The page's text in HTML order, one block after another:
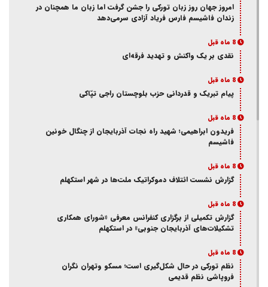
امروز جهان روز زبان تورکی را جشن گرفت اما زبان ما همچنان در
زندان فاشیسم فارس فریاد آزادی سر‌می‌دهد
8 ماه قبل
نقدی بر یک واکنش و‌ تهدید فرقه‌ای
8 ماه قبل
پیام تبریک و قدردانی حزب بلوچستان راجی تپّاکی
8 ماه قبل
فریدون ابراهیمی؛ شهید راه نجات آذربایجان از چنگال خونین
فاشیسم
8 ماه قبل
گزارش نشست ائتلاف دموکراتیک ملت‌ها در شهر استکهلم
8 ماه قبل
گزارش تکمیلی از برگزاری کنفرانس معرفی «شورای همکاری
تشکیلات‌های آذربایجان جنوبی» در استکهلم
8 ماه قبل
نظم تورکی در حال شکل‌گیری است؛ مسکو وتهران نگران
فروپاشی نظم قدیمی